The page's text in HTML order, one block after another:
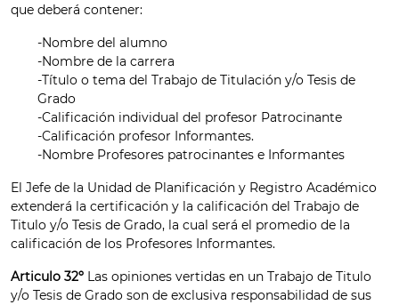
que deberá contener:
-Nombre del alumno
-Nombre de la carrera
-Título o tema del Trabajo de Titulación y/o Tesis de
Grado
-Calificación individual del profesor Patrocinante
-Calificación profesor Informantes.
-Nombre Profesores patrocinantes e Informantes
El Jefe de la Unidad de Planificación y Registro Académico
extenderá la certificación y la calificación del Trabajo de
Titulo y/o Tesis de Grado, la cual será el promedio de la
calificación de los Profesores Informantes.
Articulo 32º Las opiniones vertidas en un Trabajo de Titulo
y/o Tesis de Grado son de exclusiva responsabilidad de sus